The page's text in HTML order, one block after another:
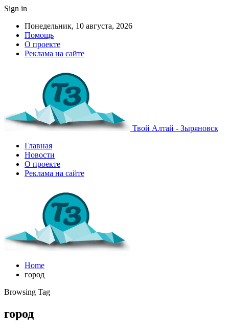
Sign in
Понедельник, 10 августа, 2026
Помощь
О проекте
Реклама на сайте
Твой Алтай - Зыряновск
Главная
Новости
О проекте
Реклама на сайте
Home
город
Browsing Tag
город